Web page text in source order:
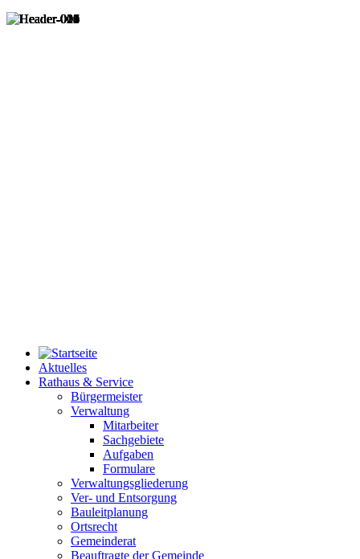
Aktuelles
Rathaus & Service
Bürgermeister
Verwaltung
Mitarbeiter
Sachgebiete
Aufgaben
Formulare
Verwaltungsgliederung
Ver- und Entsorgung
Bauleitplanung
Ortsrecht
Gemeinderat
Beauftragte der Gemeinde